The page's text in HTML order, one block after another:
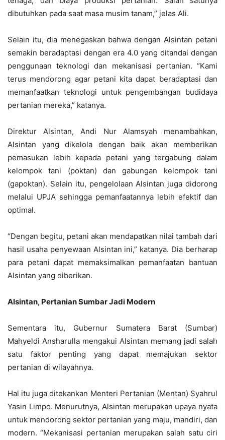
dibutuhkan pada saat masa musim tanam,” jelas Ali.
Selain itu, dia menegaskan bahwa dengan Alsintan petani
semakin beradaptasi dengan era 4.0 yang ditandai dengan
penggunaan teknologi dan mekanisasi pertanian. “Kami
terus mendorong agar petani kita dapat beradaptasi dan
memanfaatkan teknologi untuk pengembangan budidaya
pertanian mereka,” katanya.
Direktur Alsintan, Andi Nur Alamsyah menambahkan,
Alsintan yang dikelola dengan baik akan memberikan
pemasukan lebih kepada petani yang tergabung dalam
kelompok tani (poktan) dan gabungan kelompok tani
(gapoktan). Selain itu, pengelolaan Alsintan juga didorong
melalui UPJA sehingga pemanfaatannya lebih efektif dan
optimal.
“Dengan begitu, petani akan mendapatkan nilai tambah dari
hasil usaha penyewaan Alsintan ini,” katanya. Dia berharap
para petani dapat memaksimalkan pemanfaatan bantuan
Alsintan yang diberikan.
Alsintan, Pertanian Sumbar Jadi Modern
Sementara itu, Gubernur Sumatera Barat (Sumbar)
Mahyeldi Ansharulla mengakui Alsintan memang jadi salah
satu faktor penting yang dapat memajukan sektor
pertanian di wilayahnya.
Hal itu juga ditekankan Menteri Pertanian (Mentan) Syahrul
Yasin Limpo. Menurutnya, Alsintan merupakan upaya nyata
untuk mendorong sektor pertanian yang maju, mandiri, dan
modern. “Mekanisasi pertanian merupakan salah satu ciri